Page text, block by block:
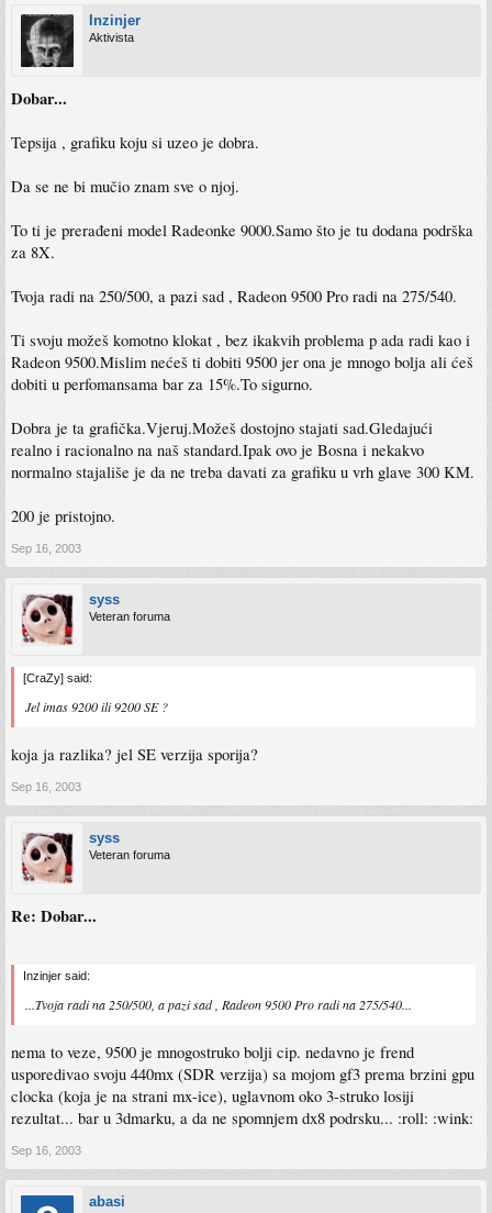
Inzinjer
Aktivista
Dobar...
Tepsija , grafiku koju si uzeo je dobra.
Da se ne bi mučio znam sve o njoj.
To ti je prerađeni model Radeonke 9000.Samo što je tu dodana podrška
za 8X.
Tvoja radi na 250/500, a pazi sad , Radeon 9500 Pro radi na 275/540.
Ti svoju možeš komotno klokat , bez ikakvih problema p ada radi kao i
Radeon 9500.Mislim nećeš ti dobiti 9500 jer ona je mnogo bolja ali ćeš
dobiti u perfomansama bar za 15%.To sigurno.
Dobra je ta grafička.Vjeruj.Možeš dostojno stajati sad.Gledajući
realno i racionalno na naš standard.Ipak ovo je Bosna i nekakvo
normalno stajališe je da ne treba davati za grafiku u vrh glave 300 KM.
200 je pristojno.
Sep 16, 2003
syss
Veteran foruma
[CraZy] said:
Jel imas 9200 ili 9200 SE ?
koja ja razlika? jel SE verzija sporija?
Sep 16, 2003
syss
Veteran foruma
Re: Dobar...
Inzinjer said:
...Tvoja radi na 250/500, a pazi sad , Radeon 9500 Pro radi na 275/540...
nema to veze, 9500 je mnogostruko bolji cip. nedavno je frend
usporedivao svoju 440mx (SDR verzija) sa mojom gf3 prema brzini gpu
clocka (koja je na strani mx-ice), uglavnom oko 3-struko losiji
rezultat... bar u 3dmarku, a da ne spomnjem dx8 podrsku... :roll: :wink:
Sep 16, 2003
abasi